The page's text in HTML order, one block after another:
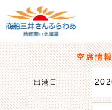
空席情
出港日